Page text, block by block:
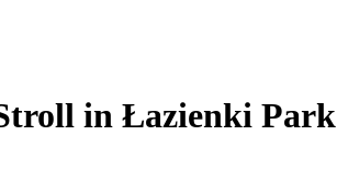
in Łazienki Park